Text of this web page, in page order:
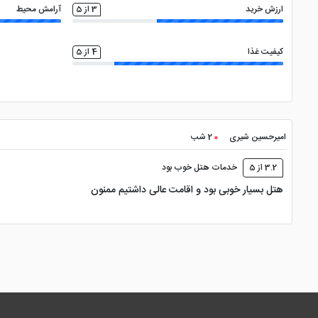
ارزش خرید 3 از 5 آرامش محیط
کیفیت غذا 4 از 5
امیرحسین شیری 2 شب
3.2 از 5 خدمات هتل خوب بود
هتل بسیار خوبی بود و اقامت عالی داشتیم ممنون